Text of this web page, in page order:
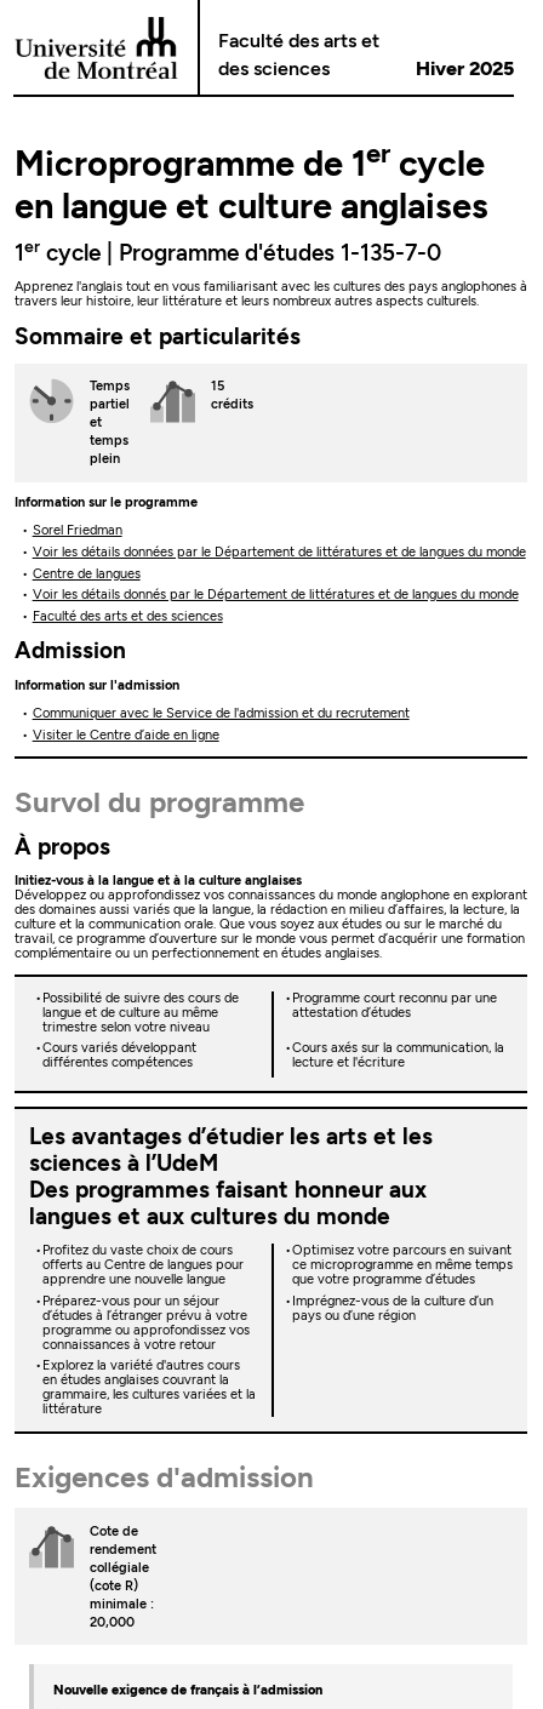
Passer au contenu
Faculté des arts et
des sciences
Hiver 2025
Microprogramme de 1er cycle
en langue et culture anglaises
1er cycle | Programme d'études 1-135-7-0
Apprenez l'anglais tout en vous familiarisant avec les cultures des pays anglophones à
travers leur histoire, leur littérature et leurs nombreux autres aspects culturels.
Sommaire et particularités
Temps
partiel
et
temps
plein
15
crédits
Information sur le programme
Sorel Friedman
Voir les détails données par le Département de littératures et de langues du monde
Centre de langues
Voir les détails donnés par le Département de littératures et de langues du monde
Faculté des arts et des sciences
Admission
Information sur l'admission
Communiquer avec le Service de l'admission et du recrutement
Visiter le Centre d’aide en ligne
Survol du programme
À propos
Initiez-vous à la langue et à la culture anglaises
Développez ou approfondissez vos connaissances du monde anglophone en explorant
des domaines aussi variés que la langue, la rédaction en milieu d’affaires, la lecture, la
culture et la communication orale. Que vous soyez aux études ou sur le marché du
travail, ce programme d’ouverture sur le monde vous permet d’acquérir une formation
complémentaire ou un perfectionnement en études anglaises.
Possibilité de suivre des cours de
langue et de culture au même
trimestre selon votre niveau
Programme court reconnu par une
attestation d’études
Cours variés développant
différentes compétences
Cours axés sur la communication, la
lecture et l'écriture
Les avantages d’étudier les arts et les
sciences à l’UdeM
Des programmes faisant honneur aux
langues et aux cultures du monde
Profitez du vaste choix de cours
offerts au Centre de langues pour
apprendre une nouvelle langue
Optimisez votre parcours en suivant
ce microprogramme en même temps
que votre programme d’études
Préparez-vous pour un séjour
d’études à l’étranger prévu à votre
programme ou approfondissez vos
connaissances à votre retour
Imprégnez-vous de la culture d’un
pays ou d’une région
Explorez la variété d'autres cours
en études anglaises couvrant la
grammaire, les cultures variées et la
littérature
Exigences d'admission
Cote de
rendement
collégiale
(cote R)
minimale :
20,000
Nouvelle exigence de français à l’admission